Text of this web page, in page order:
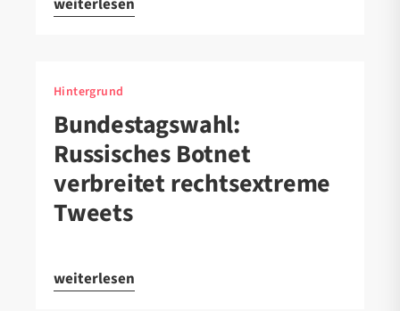
Hintergrund
Bundestagswahl:
Russisches Botnet
verbreitet rechtsextreme
Tweets
weiterlesen